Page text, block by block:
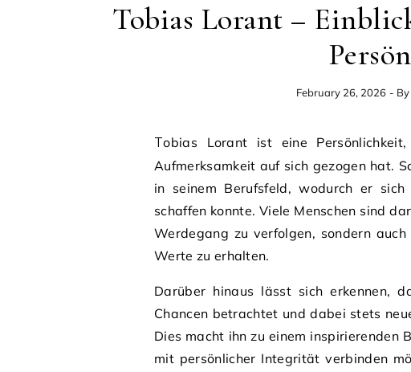
Tobias Lorant –
February 26, 2026 - By
Tobias Lorant ist eine Persönlichkeit, die in den letzten Jahren immer mehr
Aufmerksamkeit auf sich gezogen hat.
in seinem Berufsfeld, wodurch er
schaffen konnte. Viele Menschen sind
Werdegang zu verfolgen, sondern
Werte zu erhalten.
Darüber hinaus lässt sich erkennen,
Chancen betrachtet und dabei stets
Dies macht ihn zu einem inspirierenden
mit persönlicher Integrität verbinden